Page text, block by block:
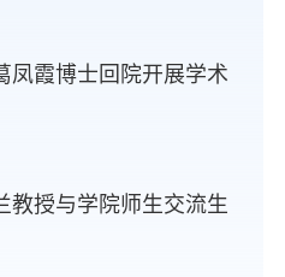
凤霞博士回院开展学术
教授与学院师生交流生